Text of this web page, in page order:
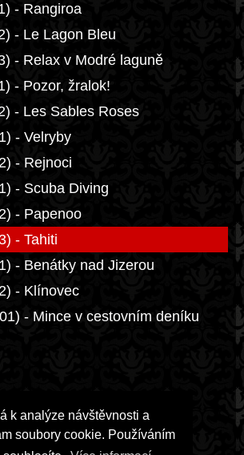
k analýze návštěvnosti a
soubory cookie. Používáním
- Rangiroa
- Le Lagon Bleu
- Relax v Modré laguně
- Pozor, žralok!
- Les Sables Roses
- Velryby
- Rejnoci
- Scuba Diving
- Papenoo
- Tahiti
- Benátky nad Jizerou
- Klínovec
- Mince v cestovním deníku